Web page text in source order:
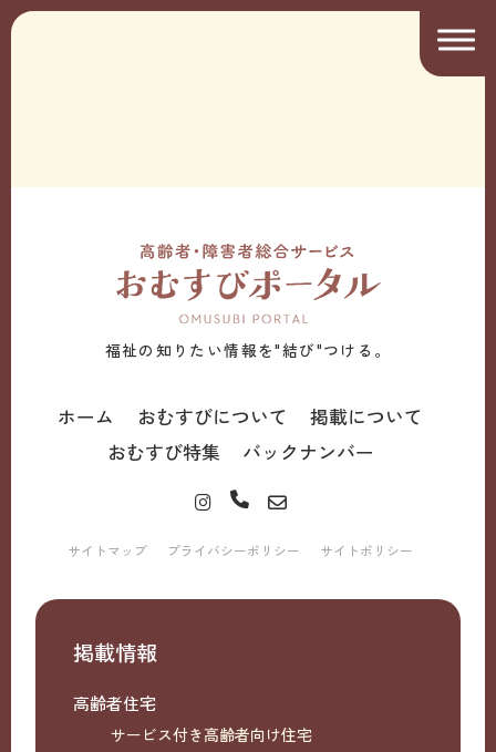
福祉の知りたい情報を"結び"つける。
ホーム おむすびについて
掲載について
おむすび特集
バックナンバー
サイトマップ プライバシーポリシー サイトポリシー
掲載情報
高齢者住宅
サービス付き高齢者向け住宅